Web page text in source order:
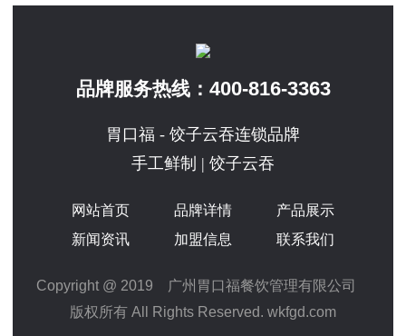
品牌服务热线： 400-816-3363
胃口福 - 饺子云吞连锁品牌
手工鲜制 | 饺子云吞
网站首页 品牌详情
产品展示
新闻资讯
加盟信息 联系我们
Copyright @ 2019 广州胃口福餐饮管理有限公司
版权所有 All Rights Reserved. wkfgd.com